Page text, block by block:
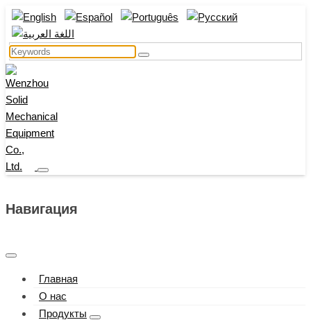
Навигация
Главная
О нас
Продукты